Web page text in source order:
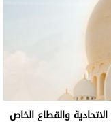
والقطاع الخاص